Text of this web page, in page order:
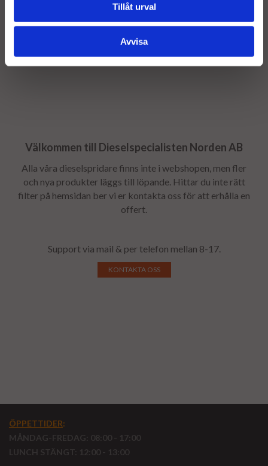
Tillåt urval
Avvisa
Som en säkerhet för att få tillbaka er gamla stomme tar vi
ut en stomavgift, stomavgiften återbetalas så snart
dieselspecialisten efter bytet.
Välkommen till Dieselspecialisten Norden AB
Alla våra dieselspridare finns inte i webshopen, men fler
och nya produkter läggs till löpande. Hittar du inte rätt
filter på hemsidan ber vi er kontakta oss för att erhålla en
offert.
Support via mail & per telefon mellan 8-17.
KONTAKTA OSS
ÖPPETTIDER:
MÅNDAG-FREDAG: 08:00 - 17:00
LUNCH STÄNGT: 12:00 - 13:00